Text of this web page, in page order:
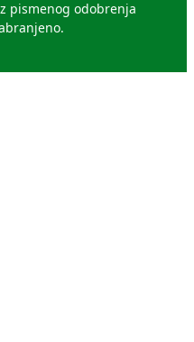
pismenog odobrenja